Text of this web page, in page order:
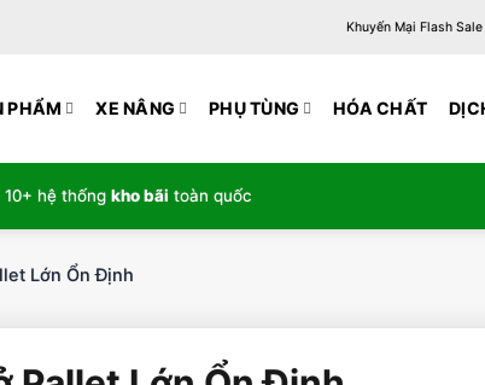
Khuyến Mại Flash Sale
PHẨM XE NÂNG PHỤ TÙNG HÓA CHẤT
10+ hệ thống kho bãi toàn quốc
Lớn Ổn Định